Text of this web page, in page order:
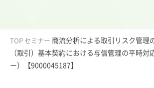
TOP セミナー 商流分析による取引リスク管理
（取引）基本契約における与信管理の平時対
ー）【9000045187】